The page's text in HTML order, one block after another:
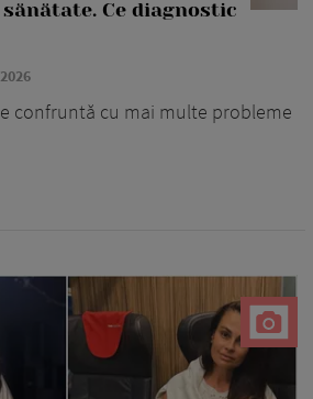
Ce diagnostic
confruntă cu mai multe probleme